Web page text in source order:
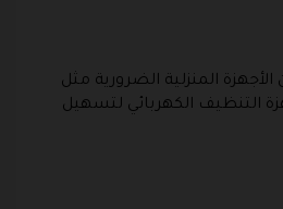
المنزلية الضرورية مثل
التنظيف الكهربائي لتسهيل